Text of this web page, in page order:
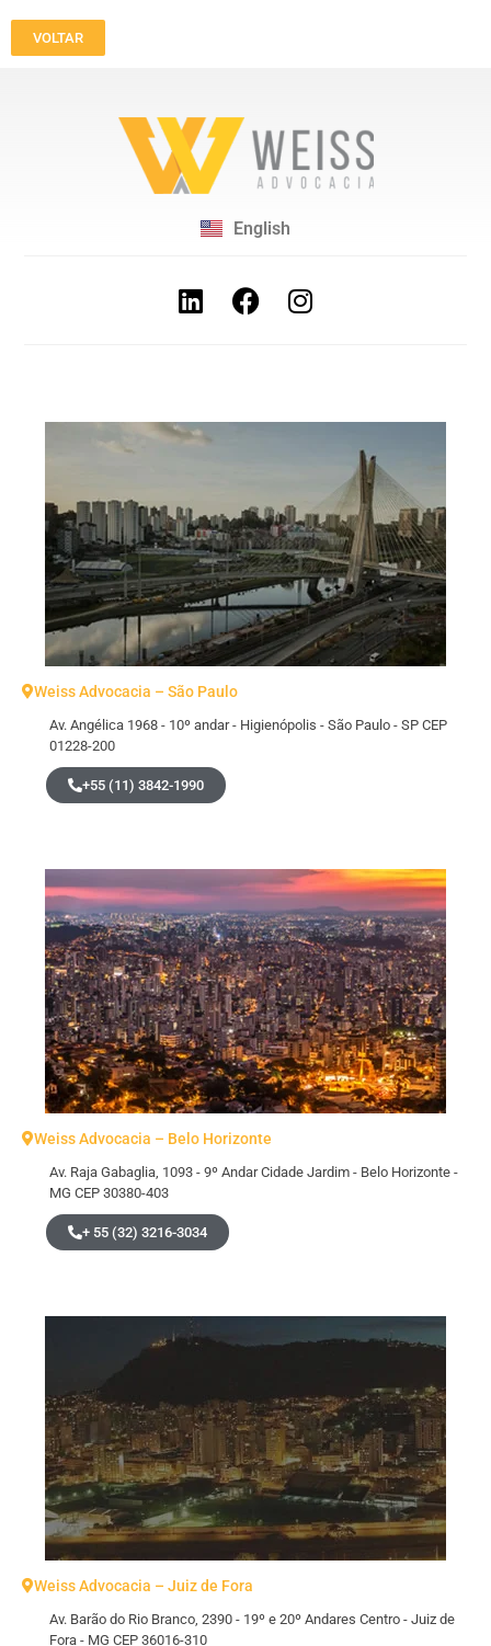
VOLTAR
English
Weiss Advocacia – São Paulo
Av. Angélica 1968 - 10º andar - Higienópolis - São Paulo - SP CEP
01228-200
+55 (11) 3842-1990
Weiss Advocacia – Belo Horizonte
Av. Raja Gabaglia, 1093 - 9º Andar Cidade Jardim - Belo Horizonte -
MG CEP 30380-403
+ 55 (32) 3216-3034
Weiss Advocacia – Juiz de Fora
Av. Barão do Rio Branco, 2390 - 19º e 20º Andares Centro - Juiz de
Fora - MG CEP 36016-310